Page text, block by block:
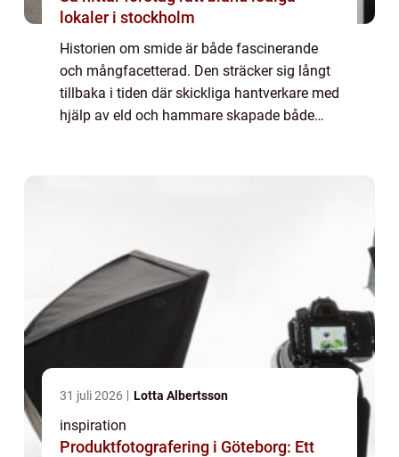
lokaler i stockholm
Historien om smide är både fascinerande
och mångfacetterad. Den sträcker sig långt
tillbaka i tiden där skickliga hantverkare med
hjälp av eld och hammare skapade både
31 juli 2026 Lotta Albertsson
inspiration
Produktfotografering i Göteborg: Ett